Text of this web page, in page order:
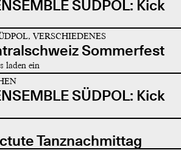
SÜDPOL: Kick
VERSCHIEDENES
Sommerfest
laden ein
SÜDPOL: Kick
Tanznachmittag